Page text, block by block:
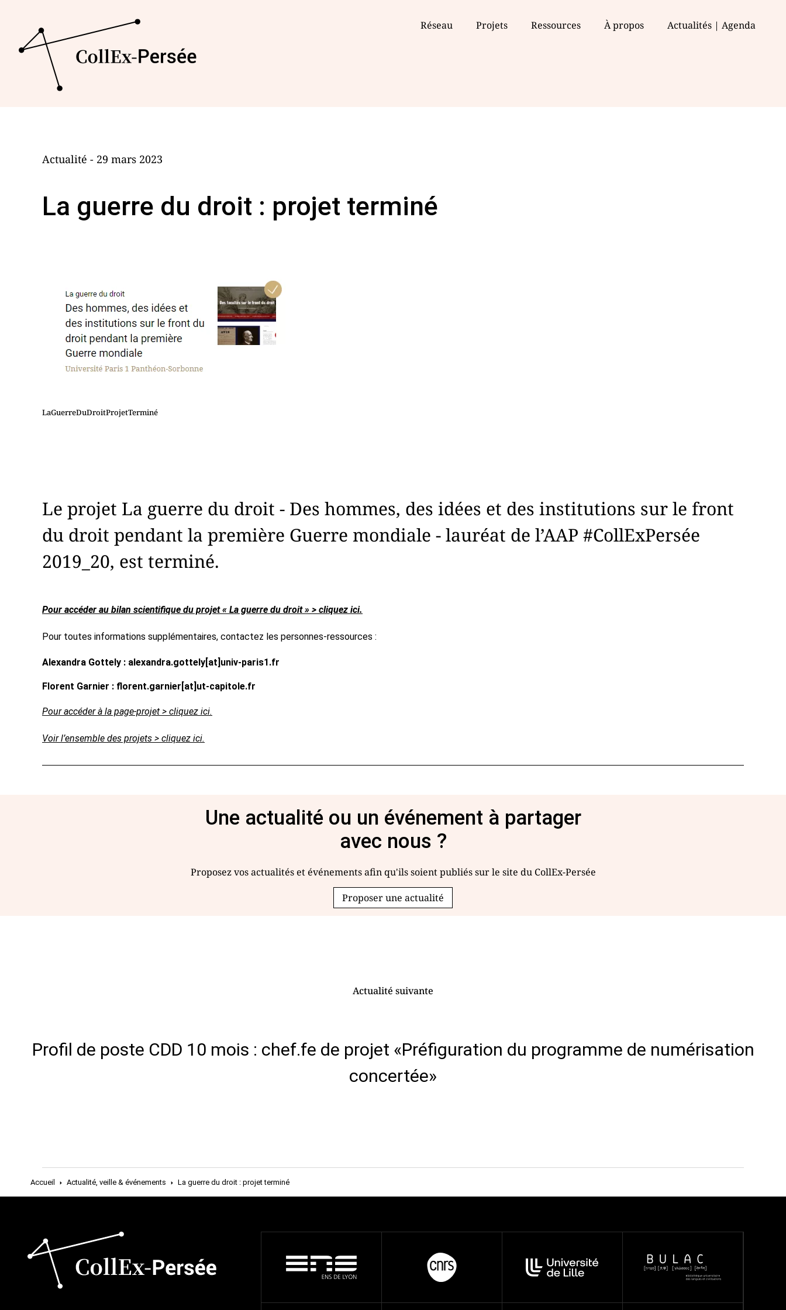
Réseau Projets Ressources À propos Actualités | Agenda
Actualité - 29 mars 2023
La guerre du droit : projet terminé
LaGuerreDuDroitProjetTerminé
Le projet La guerre du droit - Des hommes, des idées et des institutions sur le front
du droit pendant la première Guerre mondiale - lauréat de l’AAP #CollExPersée
2019_20, est terminé.
Pour accéder au bilan scientifique du projet « La guerre du droit » > cliquez ici.
Pour toutes informations supplémentaires, contactez les personnes-ressources :
Alexandra Gottely : alexandra.gottely[at]univ-paris1.fr
Florent Garnier : florent.garnier[at]ut-capitole.fr
Pour accéder à la page-projet > cliquez ici.
Voir l’ensemble des projets > cliquez ici.
Une actualité ou un événement à partager
avec nous ?
Proposez vos actualités et événements afin qu'ils soient publiés sur le site du CollEx-Persée
Proposer une actualité
Actualité suivante
Profil de poste CDD 10 mois : chef.fe de projet «Préfiguration du programme de numérisation
concertée»
Accueil Actualité, veille & événements La guerre du droit : projet terminé